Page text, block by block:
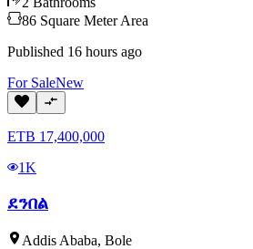
86 Square Meter Area
Published 16 hours ago
For SaleNew
ETB 17,400,000
1K
ደንበል
Addis Ababa, Bole